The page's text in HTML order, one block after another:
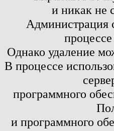
и никак не
Администрация
Однако удаление
В процессе
программного
и программного